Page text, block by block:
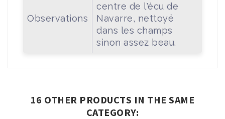
Observations
centre de l'écu de
Navarre, nettoyé
dans les champs
sinon assez beau.
16 OTHER PRODUCTS IN THE SAME
CATEGORY: